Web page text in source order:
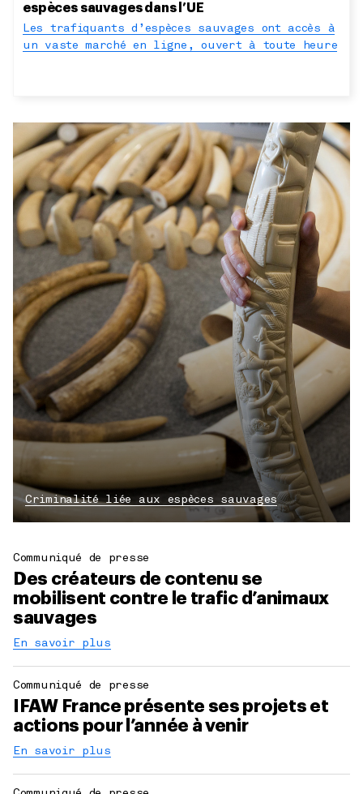
espèces sauvages dans l’UE
Les trafiquants d’espèces sauvages ont accès à
un vaste marché en ligne, ouvert à toute heure
Criminalité liée aux espèces sauvages
Communiqué de presse
Des créateurs de contenu se
mobilisent contre le trafic d’animaux
sauvages
En savoir plus
Communiqué de presse
IFAW France présente ses projets et
actions pour l’année à venir
En savoir plus